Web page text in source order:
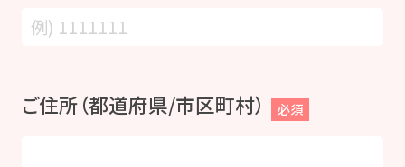
ご住所（都道府県/市区町村） 必須